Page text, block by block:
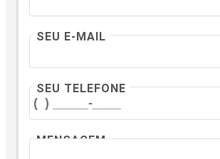
SEU E-MAIL
SEU TELEFONE
MENSAGEM